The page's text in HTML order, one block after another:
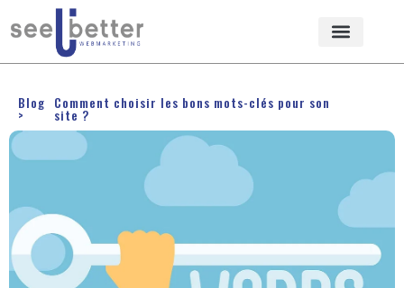
Blog
>
Comment choisir les bons mots-clés pour son
site ?